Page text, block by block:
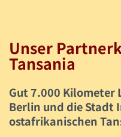
Unser
Tansania
Gut 7.000
Berlin und die Stadt
ostafrikanischen